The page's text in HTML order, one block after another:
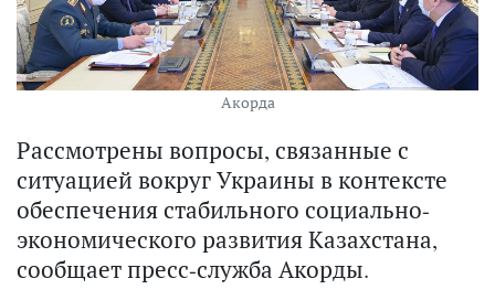
Акорда
Рассмотрены вопросы, связанные с
ситуацией вокруг Украины в контексте
обеспечения стабильного социально-
экономического развития Казахстана,
сообщает пресс-служба Акорды.